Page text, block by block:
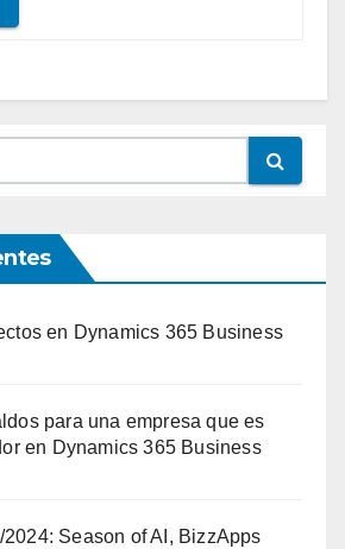
en Dynamics 365 Business
para una empresa que es
en Dynamics 365 Business
2024: Season of AI, BizzApps